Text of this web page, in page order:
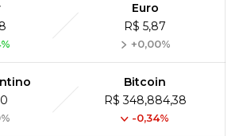
Euro
R$ 5,87
+0,00%
Bitcoin
R$ 348,884,38
-0,34%